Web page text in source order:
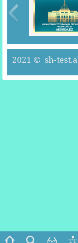
2021 © sh-